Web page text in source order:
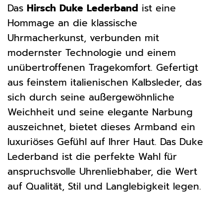
Das Hirsch Duke Lederband ist eine
Hommage an die klassische
Uhrmacherkunst, verbunden mit
modernster Technologie und einem
unübertroffenen Tragekomfort. Gefertigt
aus feinstem italienischen Kalbsleder, das
sich durch seine außergewöhnliche
Weichheit und seine elegante Narbung
auszeichnet, bietet dieses Armband ein
luxuriöses Gefühl auf Ihrer Haut. Das Duke
Lederband ist die perfekte Wahl für
anspruchsvolle Uhrenliebhaber, die Wert
auf Qualität, Stil und Langlebigkeit legen.